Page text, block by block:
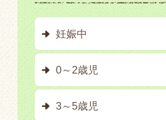
妊娠中
0～2歳児
3～5歳児